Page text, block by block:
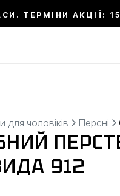
ТЕРМІНИ АКЦІЇ:
для чоловіків Персні
912